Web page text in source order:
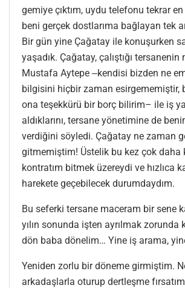
gemiye çıktım, uydu telefonu tekrar en
beni gerçek dostlarıma bağlayan tek
Bir gün yine Çağatay ile konuşurken
yaşadık. Çağatay, çalıştığı tersanenin
Mustafa Aytepe ‒kendisi bizden ne
bilgisini hiçbir zaman esirgememiştir,
ona teşekkürü bir borç bilirim– ile iş
aldıklarını, tersane yönetimine de
verdiğini söyledi. Çağatay ne zaman
gitmemiştim! Üstelik bu kez çok daha
kontratım bitmek üzereydi ve hızlıca
harekete geçebilecek durumdaydım.
Bu seferki tersane maceram bir sene
yılın sonunda işten ayrılmak zorunda
dön baba dönelim… Yine iş arama,
Yeniden zorlu bir döneme girmiştim.
arkadaşlarla oturup dertleşme